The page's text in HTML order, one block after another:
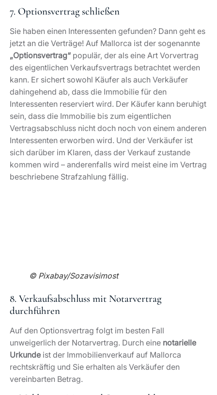
des eigentlichen Verkaufsvertrags betrachtet werden
kann. Er sichert sowohl Käufer als auch Verkäufer
dahingehend ab, dass die Immobilie für den
Interessenten reserviert wird. Der Käufer kann beruhigt
sein, dass die Immobilie bis zum eigentlichen
Vertragsabschluss nicht doch noch von einem anderen
Interessenten erworben wird. Und der Verkäufer ist
sich darüber im Klaren, dass der Verkauf zustande
kommen wird – anderenfalls wird meist eine im Vertrag
beschriebene Strafzahlung fällig.
© Pixabay/Sozavisimost
8. Verkaufsabschluss mit Notarvertrag
9. Maklerprovision und Steuern zahlen
Nun folgt ein eher unschöner Teil, der aber zwingend
nötig ist, wenn Sie auf Mallorca Immobilien verkaufen.
sich für einen professionellen Verkauf entschieden
haben.
Wichtig:Wenn Sie nicht in Spanien leben und dort über
kein Bankkonto verfügen, sollten Sie dieses im Vorfeld